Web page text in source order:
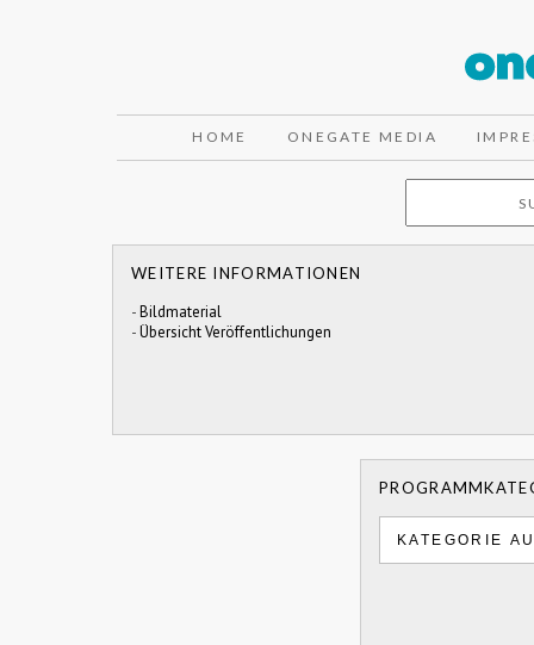
HOME ONEGATE MEDIA
WEITERE INFORMATIONEN
-Bildmaterial
-Übersicht Veröffentlichungen